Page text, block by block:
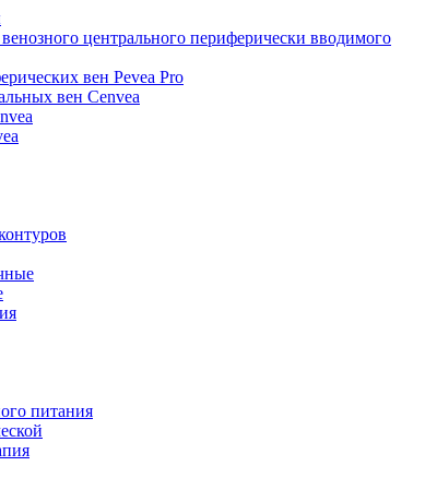
центрального периферически вводимого
вен Pevea Pro
вен Cenvea
питания